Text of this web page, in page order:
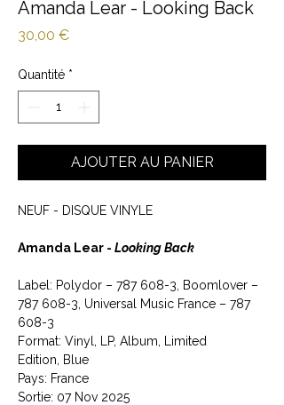
Amanda Lear - Looking Back
30,00 €Prix
Quantité *
AJOUTER AU PANIER
NEUF - DISQUE VINYLE
Amanda Lear - Looking Back
Label: Polydor ‎– 787 608-3, Boomlover ‎–
787 608-3, Universal Music France ‎– 787
608-3
Format: Vinyl, LP, Album, Limited
Edition, Blue
Pays: France
Sortie: 07 Nov 2025